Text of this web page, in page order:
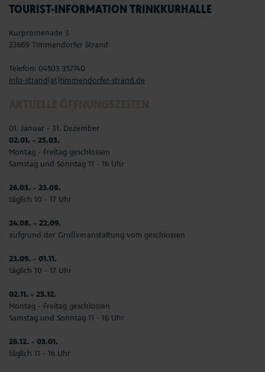
TOURIST-INFORMATION TRINKKURHALLE
Kurpromenade 3
23669 Timmendorfer Strand
Telefon: 04503 357740
info-strand(at)timmendorfer-strand.de
01. Januar - 31. Dezember
02.01. - 25.03.
Montag - Freitag geschlossen
Samstag und Sonntag 11 - 16 Uhr
26.03. - 23.08.
täglich 10 - 17 Uhr
24.08. - 22.09.
aufgrund der Großveranstaltung vom geschlossen
23.09. - 01.11.
täglich 10 - 17 Uhr
02.11. - 25.12.
Montag - Freitag geschlossen
Samstag und Sonntag 11 - 16 Uhr
26.12. - 03.01.
täglich 11 - 16 Uhr